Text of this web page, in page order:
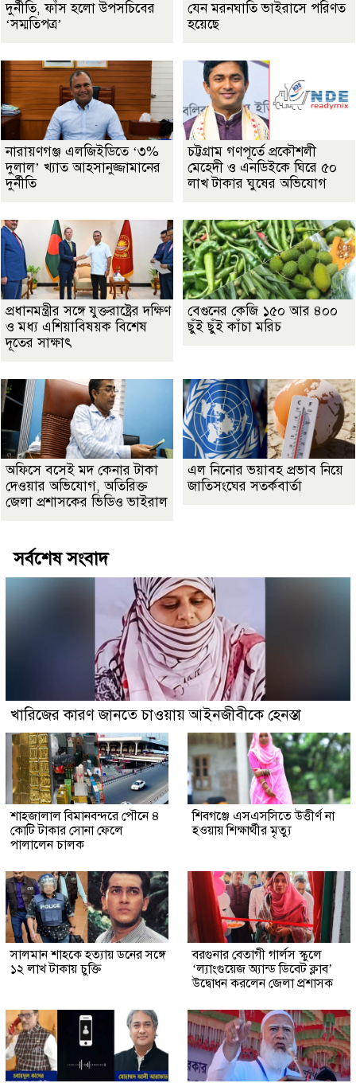
দুর্নীতি, ফাঁস হলো উপসচিবের
‘সম্মতিপত্র’
যেন মরনঘাতি ভাইরাসে পরিণত
হয়েছে
নারায়ণগঞ্জ এলজিইডিতে ‘৩%
দুলাল’ খ্যাত আহসানুজ্জামানের
দুর্নীতি
চট্টগ্রাম গণপূর্তে প্রকৌশলী
মেহেদী ও এনডিইকে ঘিরে ৫০
লাখ টাকার ঘুষের অভিযোগ
প্রধানমন্ত্রীর সঙ্গে যুক্তরাষ্ট্রের দক্ষিণ
ও মধ্য এশিয়াবিষয়ক বিশেষ
দূতের সাক্ষাৎ
বেগুনের কেজি ১৫০ আর ৪০০
ছুঁই ছুঁই কাঁচা মরিচ
অফিসে বসেই মদ কেনার টাকা
দেওয়ার অভিযোগ, অতিরিক্ত
জেলা প্রশাসকের ভিডিও ভাইরাল
এল নিনোর ভয়াবহ প্রভাব নিয়ে
জাতিসংঘের সতর্কবার্তা
সর্বশেষ সংবাদ
খারিজের কারণ জানতে চাওয়ায় আইনজীবীকে হেনস্তা
শাহজালাল বিমানবন্দরে পৌনে ৪
কোটি টাকার সোনা ফেলে
পালালেন চালক
শিবগঞ্জে এসএসসিতে উত্তীর্ণ না
হওয়ায় শিক্ষার্থীর মৃত্যু
সালমান শাহকে হত্যায় ডনের সঙ্গে
১২ লাখ টাকায় চুক্তি
বরগুনার বেতাগী গার্লস স্কুলে
‘ল্যাংগুয়েজ অ্যান্ড ডিবেট ক্লাব’
উদ্বোধন করলেন জেলা প্রশাসক